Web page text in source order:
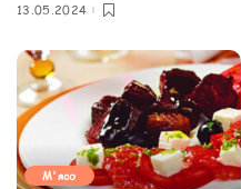
13.05.2024
М'ясо